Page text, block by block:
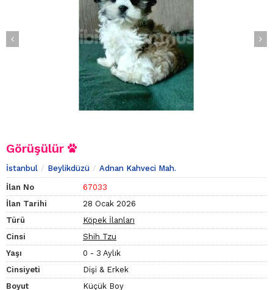
Görüşülür
İstanbul Beylikdüzü Adnan Kahveci Mah.
İlan No
67033
İlan Tarihi
28 Ocak 2026
Türü
Köpek İlanları
Cinsi
Shih Tzu
Yaşı
0 - 3 Aylık
Cinsiyeti
Dişi & Erkek
Boyut
Küçük Boy